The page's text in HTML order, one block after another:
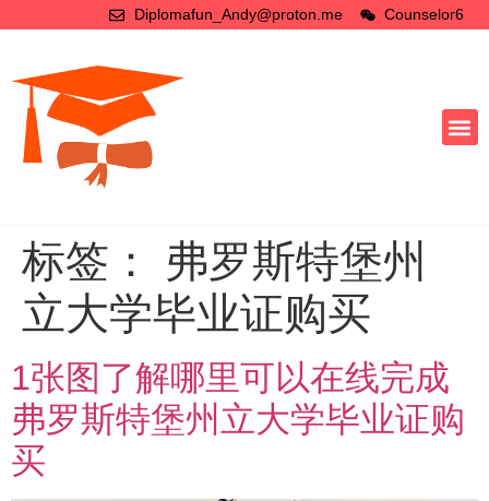
Diplomafun_Andy@proton.me Counselor6
标签： 弗罗斯特堡州
立大学毕业证购买
1张图了解哪里可以在线完成
弗罗斯特堡州立大学毕业证购
买